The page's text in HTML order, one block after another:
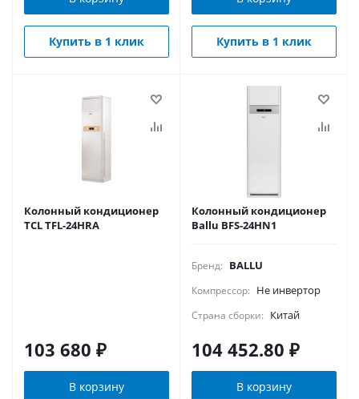
Купить в 1 клик Купить в 1 клик
Колонный кондиционер
TCL TFL-24HRA
103 680 ₽
В корзину
Колонный кондиционер
Ballu BFS-24HN1
Бренд: BALLU
Компрессор: Не инвертор
Страна сборки: Китай
104 452.80 ₽
В корзину